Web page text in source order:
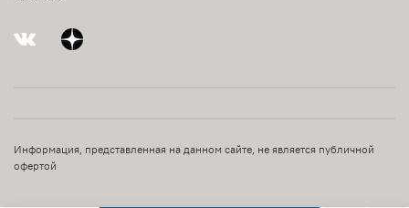
Информация, представленная на данном сайте, не является публичной
офертой